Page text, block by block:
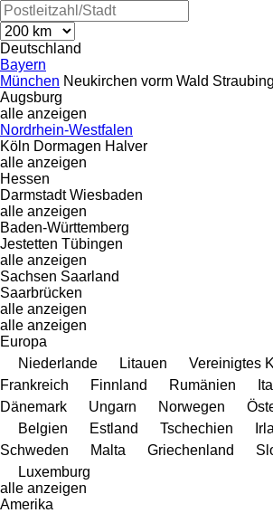
Deutschland
Bayern
München Neukirchen vorm Wald Straubing
Augsburg
alle anzeigen
Nordrhein-Westfalen
Köln Dormagen Halver
alle anzeigen
Hessen
Darmstadt Wiesbaden
alle anzeigen
Baden-Württemberg
Jestetten Tübingen
alle anzeigen
Sachsen Saarland
Saarbrücken
alle anzeigen
alle anzeigen
Europa
Niederlande
Litauen
Vereinigtes
Frankreich
Finnland Rumänien
Dänemark
Ungarn Norwegen
Belgien
Estland Tschechien
Schweden
Malta Griechenland
Luxemburg
alle anzeigen
Amerika